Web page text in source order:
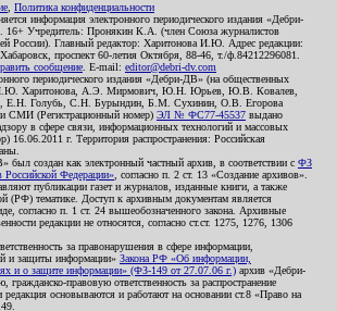
Политика конфиденциальности
информация электронного периодического издания «Дебри-
16+ Учредитель: Пронякин К.А. (член Союза журналистов
России). Главный редактор: Харитонова И.Ю. Адрес редакции:
проспект 60-летия Октября, 88-46, т./ф.84212296081.
сообщение . E-mail: editor@debri-dv.com
периодического издания «Дебри-ДВ» (на общественных
Харитонова, А.Э. Мирмович, Ю.Н. Юрьев, Ю.В. Ковалев,
Голубь, С.Н. Бурындин, Б.М. Сухинин, О.В. Егорова
СМИ (Регистрационный номер) ЭЛ № ФС77-45537 выдано
в сфере связи, информационных технологий и массовых
16.06.2011 г. Территория распространения: Российская
был создан как электронный частный архив, в соответствии с ФЗ
Федерации» , согласно п. 2 ст. 13 «Создание архивов».
публикации газет и журналов, изданные книги, а также
(РФ) тематике. Доступ к архивным документам является
согласно п. 1 ст. 24 вышеобозначенного закона. Архивные
редакции не относятся, согласно ст.ст. 1275, 1276, 1306
за правонарушения в сфере информации,
и защиты информации» Закона РФ «Об информации,
и о защите информации» (ФЗ-149 от 27.07.06 г.) архив «Дебри-
правовую ответственность за распространение
редакция основываются и работают на основании ст.8 «Право на